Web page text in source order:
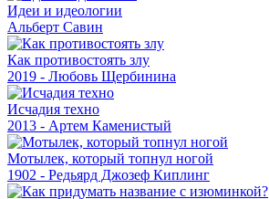
Идеи и идеологии
Альберт Савин
Как противостоять злу
2019 - Любовь Щербинина
Исчадия техно
2013 - Артем Каменистый
Мотылек, который топнул ногой
1902 - Редьярд Джозеф Киплинг